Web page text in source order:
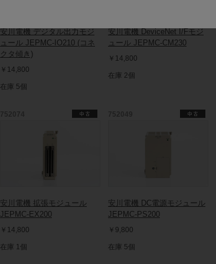
安川電機 デジタル出力モジ
ュール JEPMC-IO210 (コネ
クタ傾き)
￥14,800
在庫 5個
安川電機 DeviceNet I/Fモジ
ュール JEPMC-CM230
￥14,800
在庫 2個
安川電機 拡張モジュール
JEPMC-EX200
￥14,800
在庫 1個
安川電機 DC電源モジュール
JEPMC-PS200
￥9,800
在庫 5個